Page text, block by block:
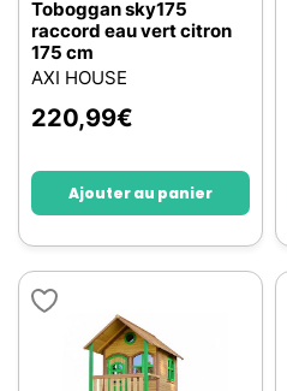
Toboggan sky175
raccord eau vert citron
175 cm
AXI HOUSE
220,99€
Ajouter au panier